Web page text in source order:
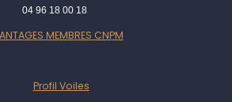
04 96 18 00 18
MEMBRES CNPM